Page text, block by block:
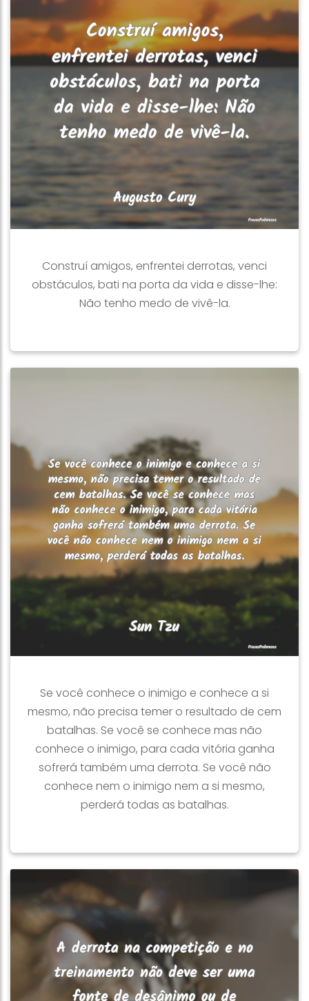
Construí amigos, enfrentei derrotas, venci
obstáculos, bati na porta da vida e disse-lhe:
Não tenho medo de vivê-la.
Se você conhece o inimigo e conhece a si
mesmo, não precisa temer o resultado de cem
batalhas. Se você se conhece mas não
conhece o inimigo, para cada vitória ganha
sofrerá também uma derrota. Se você não
conhece nem o inimigo nem a si mesmo,
perderá todas as batalhas.